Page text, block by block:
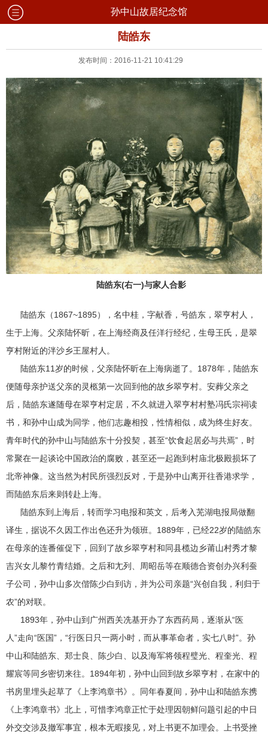
孙中山故居纪念馆
陆皓东
发布时间：2016-11-21 10:41:29
陆皓东(右一)与家人合影
陆皓东（1867~1895），名中桂，字献香，号皓东，翠亨村人，
生于上海。父亲陆怀昕，在上海经商及任洋行经纪，生母王氏，是翠
亨村附近的泮沙乡王屋村人。
陆皓东11岁的时候，父亲陆怀昕在上海病逝了。1878年，陆皓东
便随母亲护送父亲的灵柩第一次回到他的故乡翠亨村。安葬父亲之
后，陆皓东遂随母在翠亨村定居，不久就进入翠亨村村塾冯氏宗祠读
书，和孙中山成为同学，他们志趣相投，性情相似，成为终生好友。
青年时代的孙中山与陆皓东十分投契，甚至“饮食起居必与共焉”，时
常聚在一起谈论中国政治的腐败，甚至还一起跑到村庙北极殿损坏了
北帝神像。这当然为村民所强烈反对，于是孙中山离开往香港求学，
而陆皓东后来则转赴上海。
陆皓东到上海后，转而学习电报和英文，后考入芜湖电报局做翻
译生，据说不久因工作出色还升为领班。1889年，已经22岁的陆皓东
在母亲的连番催促下，回到了故乡翠亨村和同县榄边乡莆山村秀才黎
吉兴女儿黎竹青结婚。之后和尢列、周昭岳等在顺德合资创办兴利蚕
子公司，孙中山多次偕陈少白到访，并为公司亲题“兴创自我，利归于
农”的对联。
1893年，孙中山到广州西关冼基开办了东西药局，逐渐从“医
人”走向“医国”，“行医日只一两小时，而从事革命者，实七八时”。孙
中山和陆皓东、郑士良、陈少白、以及海军将领程璧光、程奎光、程
耀宸等同乡密切来往。1894年初，孙中山回到故乡翠亨村，在家中的
书房里埋头起草了《上李鸿章书》。同年春夏间，孙中山和陆皓东携
《上李鸿章书》北上，可惜李鸿章正忙于处理因朝鲜问题引起的中日
外交交涉及撤军事宜，根本无暇接见，对上书更不加理会。上书受挫